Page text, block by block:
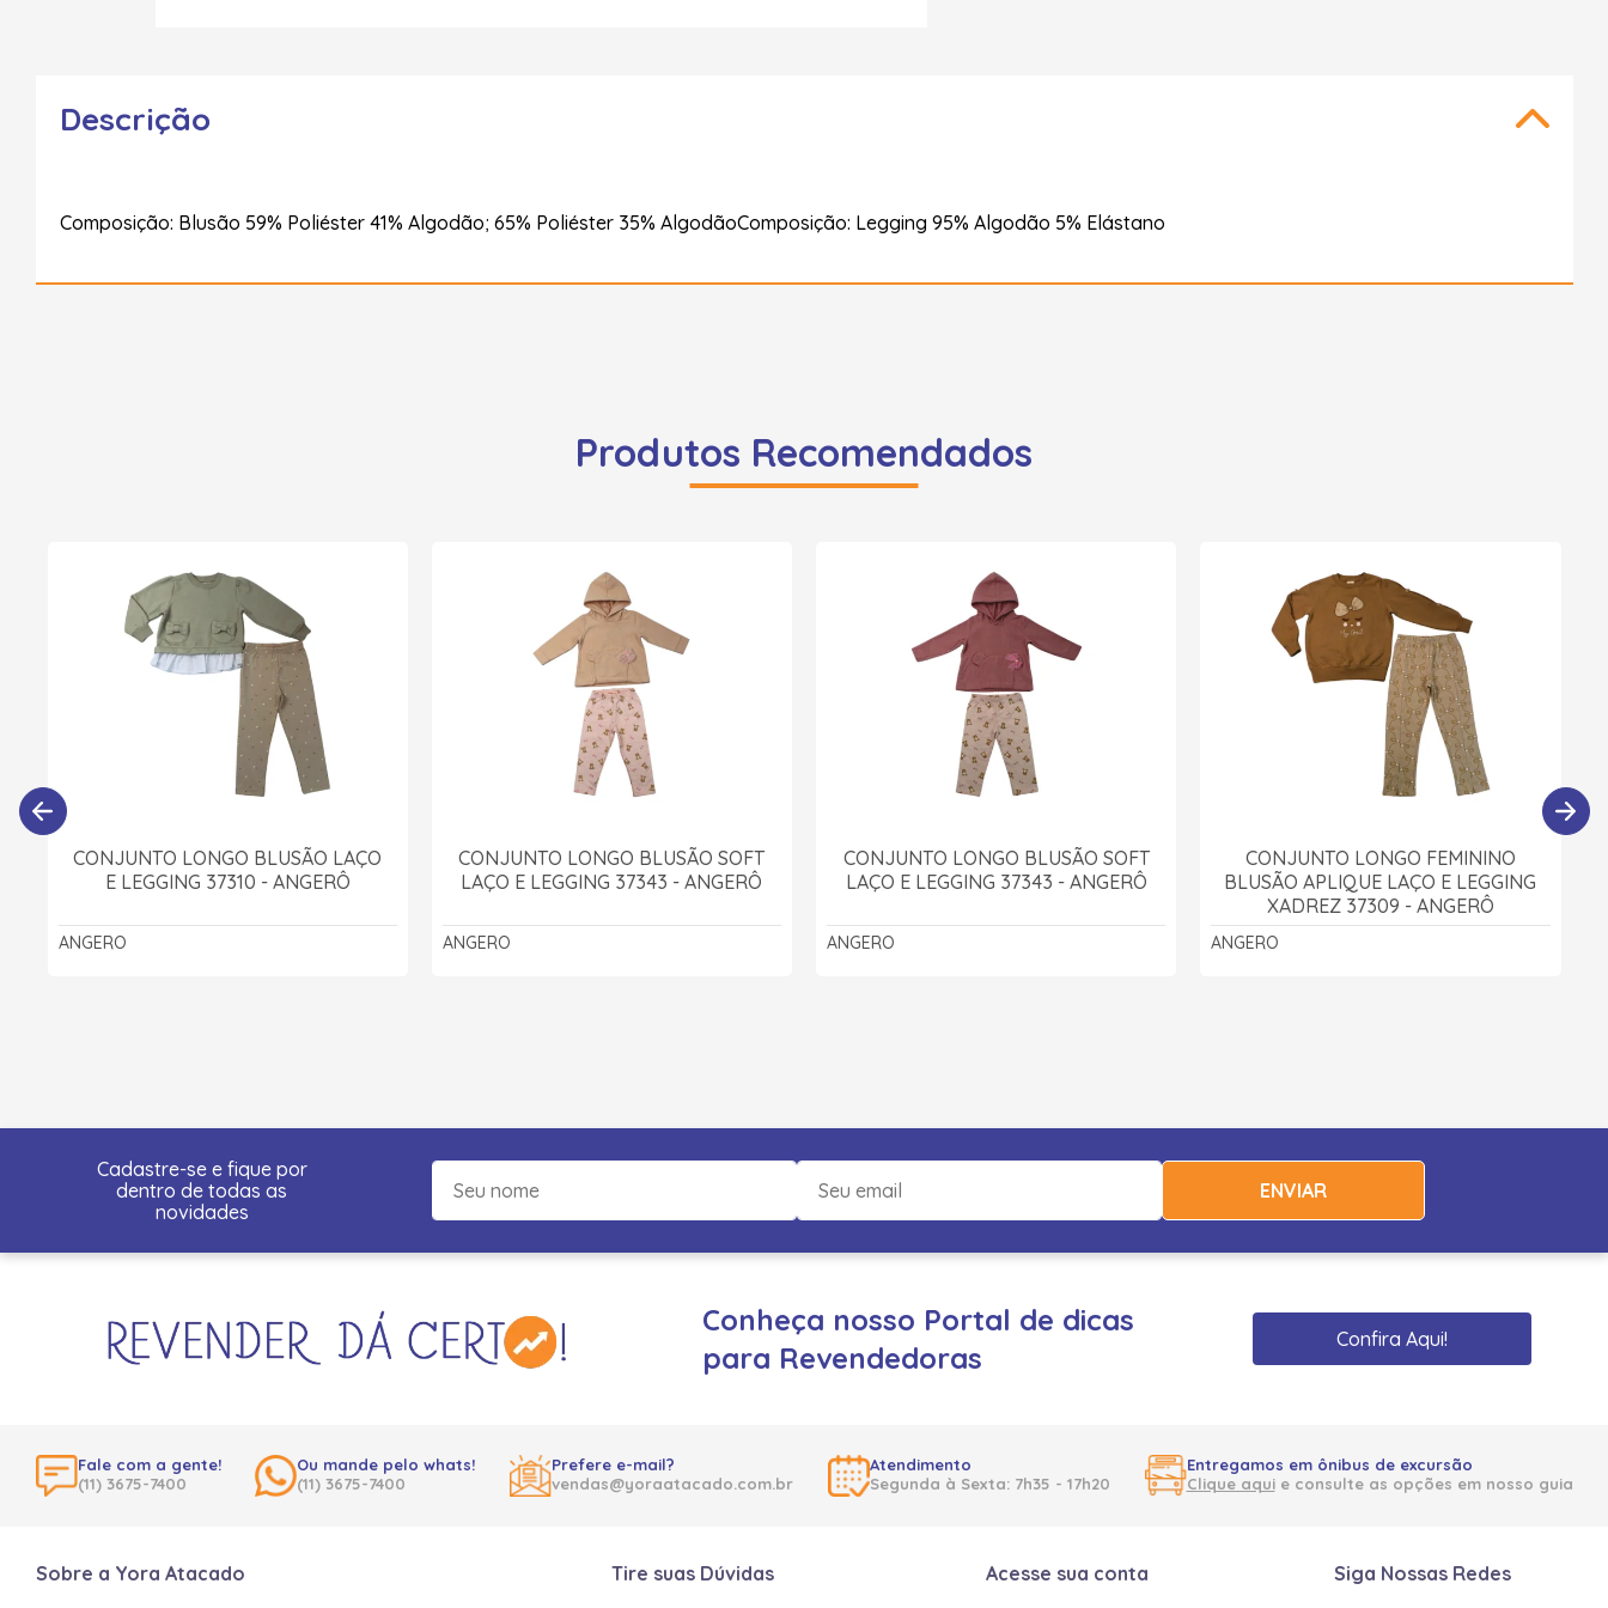
Descrição
Composição: Blusão 59% Poliéster 41% Algodão; 65% Poliéster 35% AlgodãoComposição: Legging 95% Algodão 5% Elástano
Produtos Recomendados
CONJUNTO LONGO BLUSÃO LAÇO
E LEGGING 37310 - ANGERÔ
ANGERO
CONJUNTO LONGO BLUSÃO SOFT
LAÇO E LEGGING 37343 - ANGERÔ
ANGERO
CONJUNTO LONGO BLUSÃO SOFT
LAÇO E LEGGING 37343 - ANGERÔ
ANGERO
CONJUNTO LONGO FEMININO
BLUSÃO APLIQUE LAÇO E LEGGING
XADREZ 37309 - ANGERÔ
ANGERO
Cadastre-se e fique por
dentro de todas as
novidades
ENVIAR
Conheça nosso Portal de dicas
para Revendedoras
Confira Aqui!
Fale com a gente!
(11) 3675-7400
Ou mande pelo whats!
(11) 3675-7400
Prefere e-mail?
vendas@yoraatacado.com.br
Atendimento
Segunda à Sexta: 7h35 - 17h20
Entregamos em ônibus de excursão
Clique aquie consulte as opções em nosso guia
Sobre a Yora Atacado Tire suas Dúvidas Acesse sua conta Siga Nossas Redes